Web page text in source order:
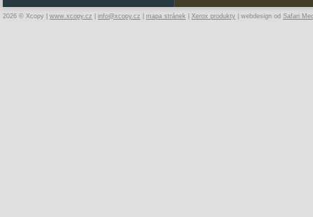
2026 © Xcopy | www.xcopy.cz info@xcopy.cz mapa stránek Xerox produkty | webdesign od Safari